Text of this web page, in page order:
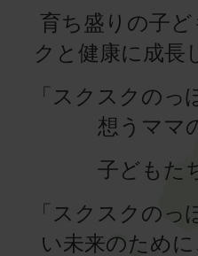
育ち盛りの子
クと健康に成長
「スクスクの
想うママ
子どもた
「スクスクの
い未来のために